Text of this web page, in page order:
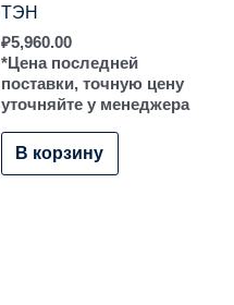
ТЭН
₽5,960.00
*Цена последней
поставки, точную цену
уточняйте у менеджера
В корзину